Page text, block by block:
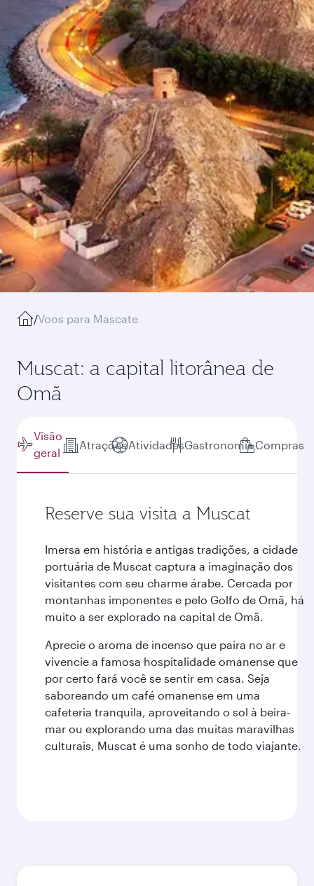
/Voos para Mascate
Muscat: a capital litorânea de
Omã
Visão
geral
AtraçõesAtividadesGastronomiaCompras
Reserve sua visita a Muscat
Imersa em história e antigas tradições, a cidade
portuária de Muscat captura a imaginação dos
visitantes com seu charme árabe. Cercada por
montanhas imponentes e pelo Golfo de Omã, há
muito a ser explorado na capital de Omã.
Aprecie o aroma de incenso que paira no ar e
vivencie a famosa hospitalidade omanense que
por certo fará você se sentir em casa. Seja
saboreando um café omanense em uma
cafeteria tranquila, aproveitando o sol à beira-
mar ou explorando uma das muitas maravilhas
culturais, Muscat é uma sonho de todo viajante.